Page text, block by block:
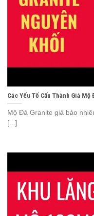
Các Yếu Tố Cấu Thành Giá
Mộ Đá Granite giá báo
[...]